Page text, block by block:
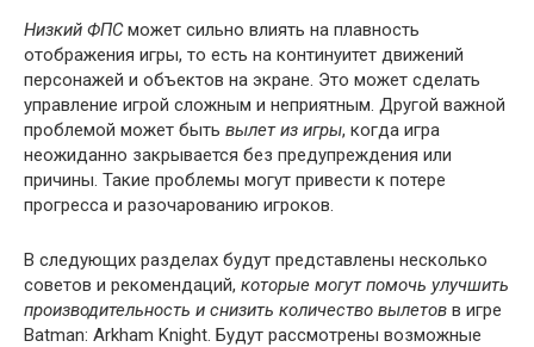
Низкий ФПСможет сильно влиять на плавность
отображения игры, то есть на континуитет движений
персонажей и объектов на экране. Это может сделать
управление игрой сложным и неприятным. Другой важной
проблемой может быть вылет из игры, когда игра
неожиданно закрывается без предупреждения или
причины. Такие проблемы могут привести к потере
прогресса и разочарованию игроков.
В следующих разделах будут представлены несколько
советов и рекомендаций, которые могут помочь улучшить
производительность и снизить количество вылетов в игре
Batman: Arkham Knight. Будут рассмотрены возможные